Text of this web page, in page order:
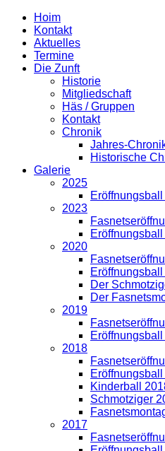
Hoim
Kontakt
Aktuelles
Termine
Die Zunft
Historie
Mitgliedschaft
Häs / Gruppen
Kontakt
Chronik
Jahres-
Historische
Galerie
2025
2023
2020
Der
Der
2019
2018
Kinderball
Schmotziger
2017